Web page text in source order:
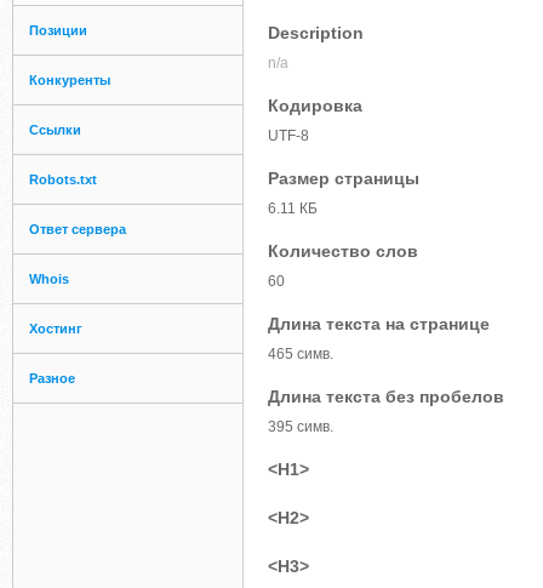
Позиции
Конкуренты
Ссылки
Robots.txt
Ответ сервера
Whois
Хостинг
Разное
Description
n/a
Кодировка
UTF-8
Размер страницы
6.11 КБ
Количество слов
60
Длина текста на странице
465 симв.
Длина текста без пробелов
395 симв.
<H1>
<H2>
<H3>